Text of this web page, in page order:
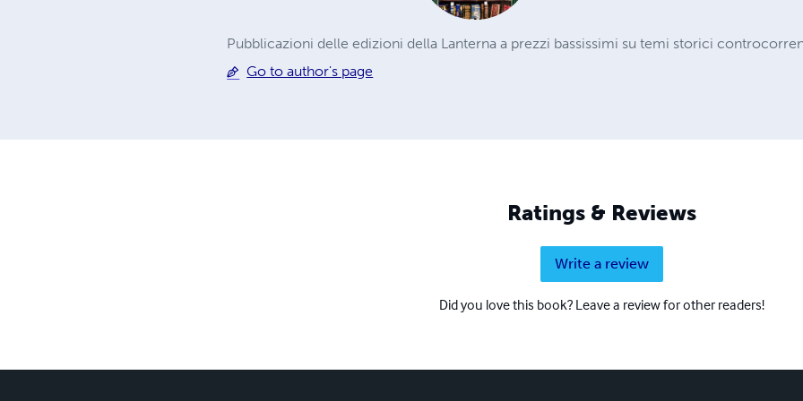
Pubblicazioni delle edizioni della Lanterna a prezzi bassissimi su temi storici
Go to author's page
Ratings & Reviews
Write a review
Did you love this book? Leave a review for other readers!